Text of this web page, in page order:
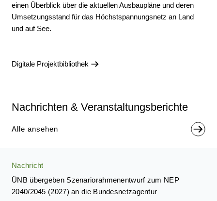
einen Über­blick über die aktu­ellen Aus­bau­pläne und deren
Umsetzungs­stand für das Höchst­spannungs­netz an Land
und auf See.
Digitale Projektbibliothek
Nachrichten & Veranstaltungsberichte
Alle ansehen
Nachricht
ÜNB übergeben Szenariorahmenentwurf zum NEP
2040/2045 (2027) an die Bundesnetzagentur